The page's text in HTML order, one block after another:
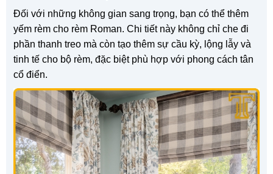
Đối với những không gian sang trọng, bạn có thể thêm
yếm rèm cho rèm Roman. Chi tiết này không chỉ che đi
phần thanh treo mà còn tạo thêm sự cầu kỳ, lộng lẫy và
tinh tế cho bộ rèm, đặc biệt phù hợp với phong cách tân
cổ điển.